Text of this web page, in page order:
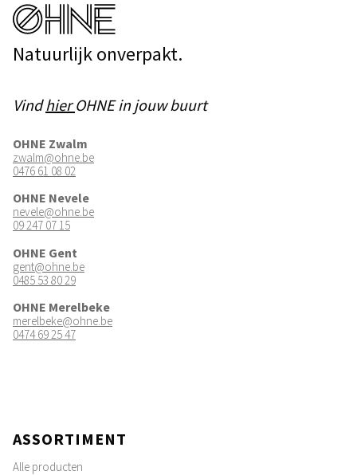
Natuurlijk onverpakt.
VindhierOHNE in jouw buurt
OHNE Zwalm
zwalm@ohne.be
0476 61 08 02
OHNE Nevele
nevele@ohne.be
09 247 07 15
OHNE Gent
gent@ohne.be
0485 53 80 29
OHNE Merelbeke
merelbeke@ohne.be
0474 69 25 47
ASSORTIMENT
Alle producten